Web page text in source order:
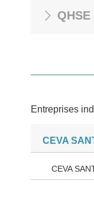
QHSE
Entreprises
CEVA
CEVA